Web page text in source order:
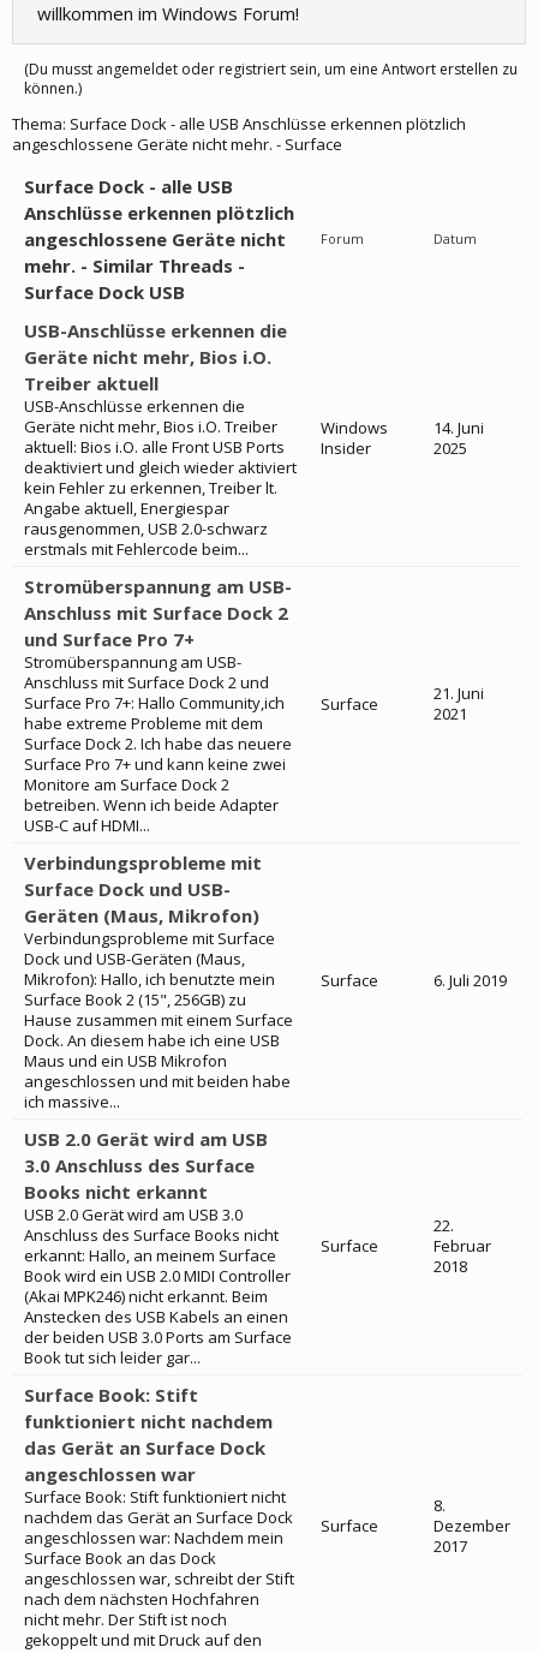
willkommen im Windows Forum!
(Du musst angemeldet oder registriert sein, um eine Antwort erstellen zu
können.)
Thema: Surface Dock - alle USB Anschlüsse erkennen plötzlich
angeschlossene Geräte nicht mehr. - Surface
Surface Dock - alle USB
Anschlüsse erkennen plötzlich
angeschlossene Geräte nicht
mehr. - Similar Threads -
Surface Dock USB
Forum Datum
USB-Anschlüsse erkennen die
Geräte nicht mehr, Bios i.O.
Treiber aktuell
USB-Anschlüsse erkennen die
Geräte nicht mehr, Bios i.O. Treiber
aktuell: Bios i.O. alle Front USB Ports
deaktiviert und gleich wieder aktiviert
kein Fehler zu erkennen, Treiber lt.
Angabe aktuell, Energiespar
rausgenommen, USB 2.0-schwarz
erstmals mit Fehlercode beim...
Windows
Insider
14. Juni
2025
Stromüberspannung am USB-
Anschluss mit Surface Dock 2
und Surface Pro 7+
Stromüberspannung am USB-
Anschluss mit Surface Dock 2 und
Surface Pro 7+: Hallo Community,ich
habe extreme Probleme mit dem
Surface Dock 2. Ich habe das neuere
Surface Pro 7+ und kann keine zwei
Monitore am Surface Dock 2
betreiben. Wenn ich beide Adapter
USB-C auf HDMI...
Surface
21. Juni
2021
Verbindungsprobleme mit
Surface Dock und USB-
Geräten (Maus, Mikrofon)
Verbindungsprobleme mit Surface
Dock und USB-Geräten (Maus,
Mikrofon): Hallo, ich benutzte mein
Surface Book 2 (15", 256GB) zu
Hause zusammen mit einem Surface
Dock. An diesem habe ich eine USB
Maus und ein USB Mikrofon
angeschlossen und mit beiden habe
ich massive...
Surface 6. Juli 2019
USB 2.0 Gerät wird am USB
3.0 Anschluss des Surface
Books nicht erkannt
USB 2.0 Gerät wird am USB 3.0
Anschluss des Surface Books nicht
erkannt: Hallo, an meinem Surface
Book wird ein USB 2.0 MIDI Controller
(Akai MPK246) nicht erkannt. Beim
Anstecken des USB Kabels an einen
der beiden USB 3.0 Ports am Surface
Book tut sich leider gar...
Surface
22.
Februar
2018
Surface Book: Stift
funktioniert nicht nachdem
das Gerät an Surface Dock
angeschlossen war
Surface Book: Stift funktioniert nicht
nachdem das Gerät an Surface Dock
angeschlossen war: Nachdem mein
Surface Book an das Dock
angeschlossen war, schreibt der Stift
nach dem nächsten Hochfahren
nicht mehr. Der Stift ist noch
gekoppelt und mit Druck auf den
Surface
8.
Dezember
2017